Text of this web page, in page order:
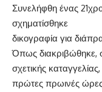
Συνελήφθη ένας
σχηματίσθηκε
δικογραφία για
Όπως διακριβώθηκε,
σχετικής καταγγελίας,
πρώτες πρωινές